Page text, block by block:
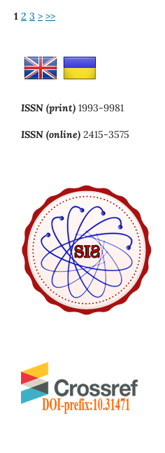
1 2 3 > >>
ISSN (print) 1993-9981
ISSN (online) 2415-3575